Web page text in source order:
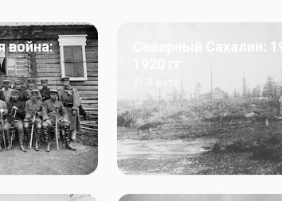
война:
Северный Сахалин: